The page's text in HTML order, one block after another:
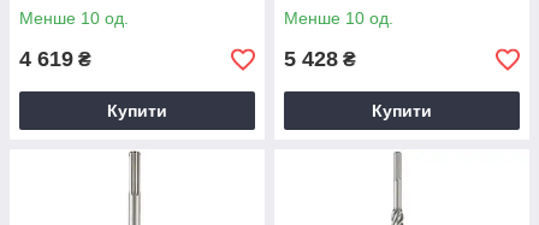
Менше 10 од.
4 619 ₴
Купити
Менше 10 од.
5 428 ₴
Купити